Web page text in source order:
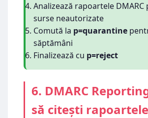
Analizează rapoartele DMARC
surse neautorizate
Comută la p=quarantine
săptămâni
Finalizează cu p=reject
6. DMARC
să citești rapoartele